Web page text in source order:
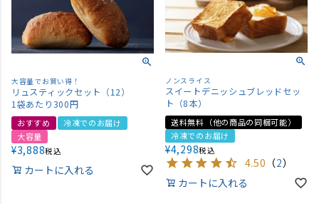
大容量でお買い得！
リュスティックセット（12）
1袋あたり300円
おすすめ
冷凍でのお届け
大容量
¥3,888税込
カートに入れる
ノンスライス
スイートデニッシュブレッドセッ
ト（8本）
送料無料（他の商品の同梱可能）
冷凍でのお届け
¥4,298税込
4.50 （2）
カートに入れる